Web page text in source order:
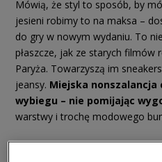
Mówią, że styl to sposób, by
jesieni robimy to na maksa –
do gry w nowym wydaniu. To
płaszcze, jak ze starych filmów
Paryża. Towarzyszą im
jeansy. Miejska
wybiegu – nie pomijając
warstwy i trochę modowego